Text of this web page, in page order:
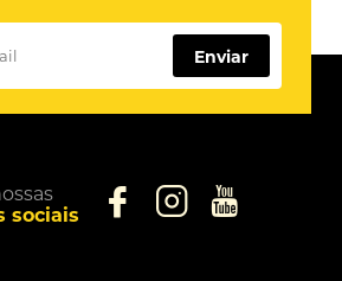
Enviar
sociais